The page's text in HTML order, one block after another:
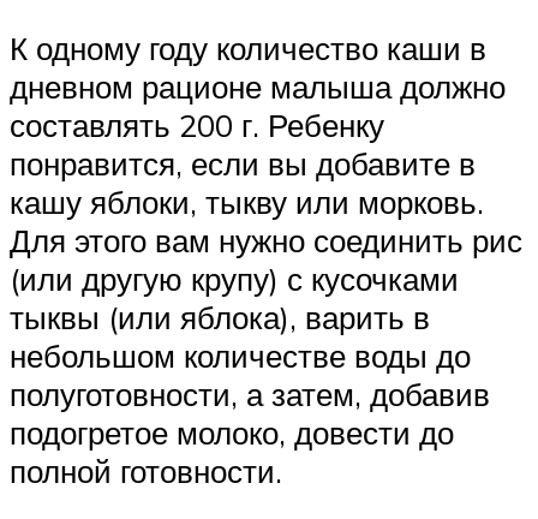
К одному году количество каши в
дневном рационе малыша должно
составлять 200 г. Ребенку
понравится, если вы добавите в
кашу яблоки, тыкву или морковь.
Для этого вам нужно соединить рис
(или другую крупу) с кусочками
тыквы (или яблока), варить в
небольшом количестве воды до
полуготовности, а затем, добавив
подогретое молоко, довести до
полной готовности.